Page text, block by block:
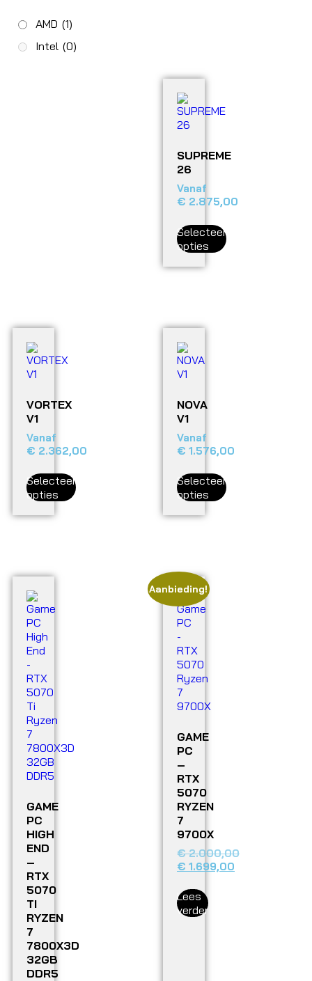
AMD (1)
Intel (0)
SUPREME
26
Vanaf
€ 2.875,00
Selecteer
opties
VORTEX
V1
Vanaf
€ 2.362,00
Selecteer
opties
NOVA
V1
Vanaf
€ 1.576,00
Selecteer
opties
GAME
PC
HIGH
END
–
RTX
5070
TI
RYZEN
7
7800X3D
32GB
DDR5
Aanbieding!
GAME
PC
–
RTX
5070
RYZEN
7
9700X
€2.000,00
€ 1.699,00
Lees
verder